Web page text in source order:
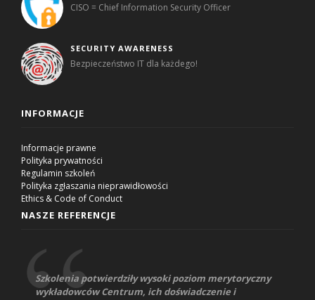
CISO = Chief Information Security Officer
SECURITY AWARENESS
Bezpieczeństwo IT dla każdego!
INFORMACJE
Informacje prawne
Polityka prywatności
Regulamin szkoleń
Polityka zgłaszania nieprawidłowości
Ethics & Code of Conduct
NASZE REFERENCJE
Szkolenia potwierdziły wysoki poziom merytoryczny
wykładowców Centrum, ich doświadczenie i